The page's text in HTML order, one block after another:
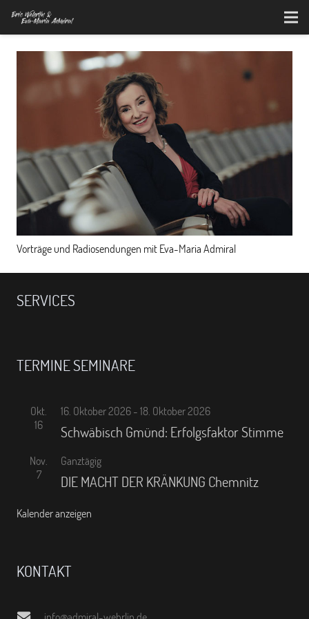
Vorträge und Radiosendungen mit Eva-Maria Admiral
SERVICES
TERMINE SEMINARE
Okt.
16
16. Oktober 2026 - 18. Oktober 2026
Schwäbisch Gmünd: Erfolgsfaktor Stimme
Nov.
7
Ganztägig
DIE MACHT DER KRÄNKUNG Chemnitz
Kalender anzeigen
KONTAKT